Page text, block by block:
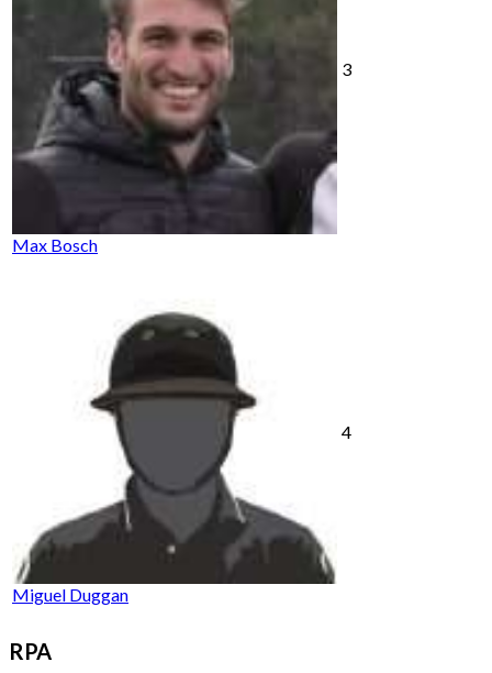
Max Bosch
3
Miguel Duggan
4
RPA